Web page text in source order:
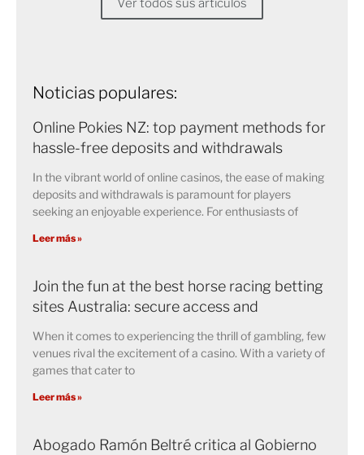
Ver todos sus artículos
Noticias populares:
Online Pokies NZ: top payment methods for
hassle-free deposits and withdrawals
In the vibrant world of online casinos, the ease of making
deposits and withdrawals is paramount for players
seeking an enjoyable experience. For enthusiasts of
Leer más »
Join the fun at the best horse racing betting
sites Australia: secure access and
When it comes to experiencing the thrill of gambling, few
venues rival the excitement of a casino. With a variety of
games that cater to
Leer más »
Abogado Ramón Beltré critica al Gobierno